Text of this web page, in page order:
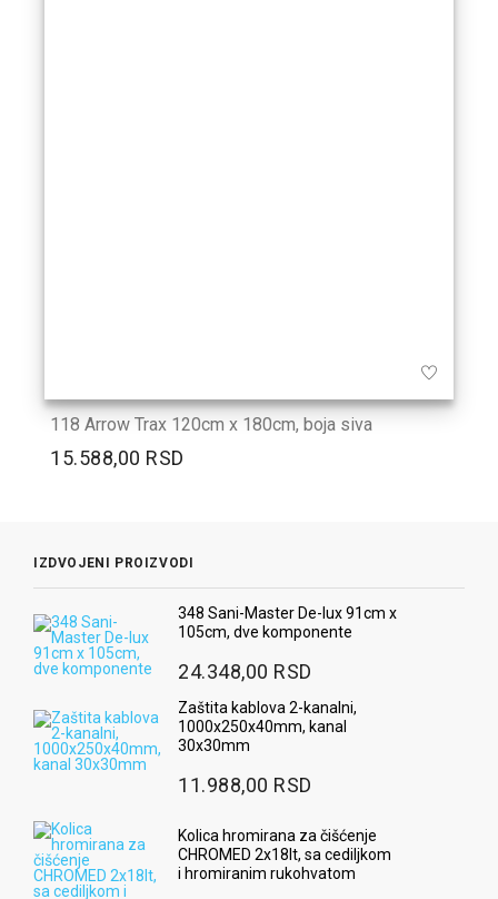
118 Arrow Trax 120cm x 180cm, boja siva
15.588,00 RSD
IZDVOJENI PROIZVODI
348 Sani-Master De-lux 91cm x
105cm, dve komponente
24.348,00 RSD
Zaštita kablova 2-kanalni,
1000x250x40mm, kanal
30x30mm
11.988,00 RSD
Kolica hromirana za čišćenje
CHROMED 2x18lt, sa cediljkom
i hromiranim rukohvatom